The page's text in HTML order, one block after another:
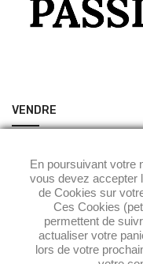
En poursuivant votre
vous devez accepter
de Cookies sur
Ces Cookies
permettent de
actualiser votre
lors de votre
VENDRE
ACHETER